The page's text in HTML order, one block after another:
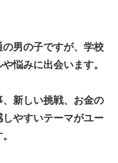
男の子ですが、学校
悩みに出会います。
新しい挑戦、お金の
やすいテーマがユー